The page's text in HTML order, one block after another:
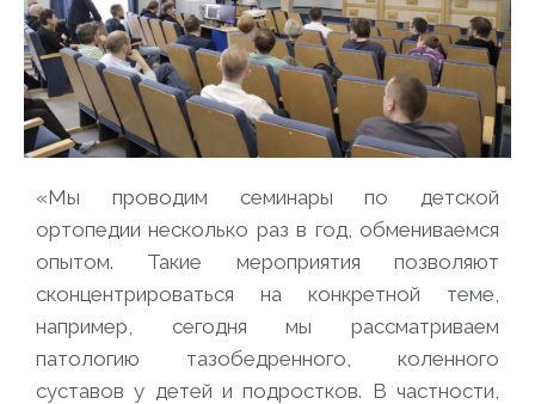
«Мы проводим семинары по детской
ортопедии несколько раз в год, обмениваемся
опытом. Такие мероприятия позволяют
сконцентрироваться на конкретной теме,
например, сегодня мы рассматриваем
патологию тазобедренного, коленного
суставов у детей и подростков. В частности,